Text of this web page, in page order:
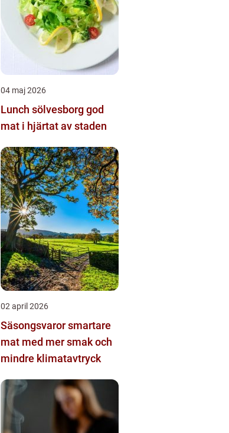
04 maj 2026
Lunch sölvesborg god
mat i hjärtat av staden
02 april 2026
Säsongsvaror smartare
mat med mer smak och
mindre klimatavtryck